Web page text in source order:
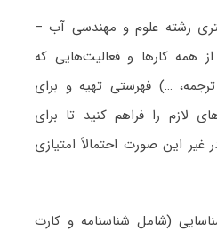
رشته علوم و مهندسی آب –
همه کارها و فعالیت‌هایی که
…) فهرستی تهیه و برای
لازم را فراهم کنید تا برای
غیر این صورت احتمالاً امتیازی
(شامل شناسنامه و کارت